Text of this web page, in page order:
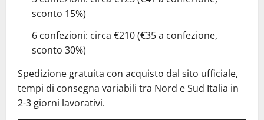
sconto 15%)
6 confezioni: circa €210 (€35 a confezione,
sconto 30%)
Spedizione gratuita con acquisto dal sito ufficiale,
tempi di consegna variabili tra Nord e Sud Italia in
2-3 giorni lavorativi.